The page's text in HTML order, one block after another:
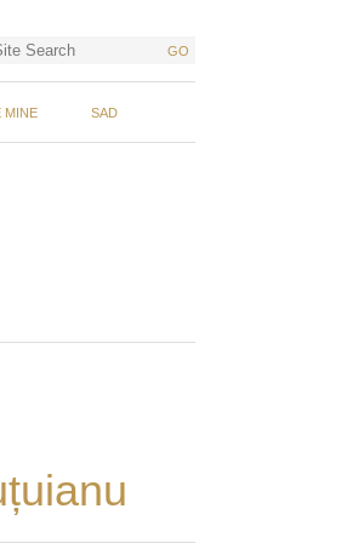
GO
MINE SAD